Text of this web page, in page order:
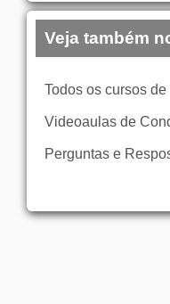
Veja também
Todos os cursos
Videoaulas de
Perguntas e